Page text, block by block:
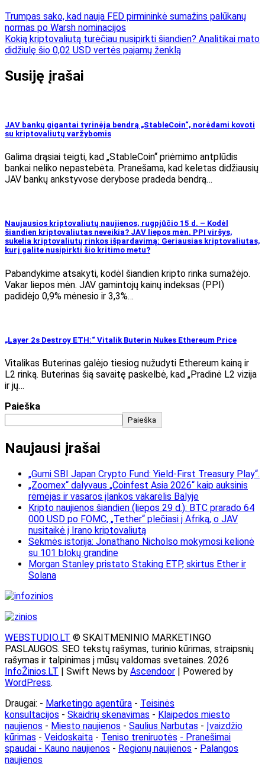
Trumpas sako, kad nauja FED pirmininkė sumažins palūkanų
normas po Warsh nominacijos
Kokią kriptovaliutą turėčiau nusipirkti šiandien? Analitikai mato
didžiulę šio 0,02 USD vertės pajamų ženklą
Susiję įrašai
JAV bankų gigantai tyrinėja bendrą „StableCoin“, norėdami kovoti
su kriptovaliutų varžybomis
Galima drąsiai teigti, kad „StableCoin“ priėmimo antplūdis
bankai neliko nepastebėta. Pranešama, kad keletas didžiausių
JAV bankų ankstyvose derybose pradeda bendrą…
Naujausios kriptovaliutų naujienos, rugpjūčio 15 d. – Kodėl
šiandien kriptovaliutas neveikia? JAV liepos mėn. PPI viršys,
sukelia kriptovaliutų rinkos išpardavimą: Geriausias kriptovaliutas,
kurį galite nusipirkti šio kritimo metu?
Pabandykime atsakyti, kodėl šiandien kripto rinka sumažėjo.
Vakar liepos mėn. JAV gamintojų kainų indeksas (PPI)
padidėjo 0,9% mėnesio ir 3,3%…
„Layer 2s Destroy ETH:“ Vitalik Buterin Nukes Ethereum Price
Vitalikas Buterinas galėjo tiesiog nužudyti Ethereum kainą ir
L2 rinką. Buterinas šią savaitę paskelbė, kad „Pradinė L2 vizija
ir jų…
Paieška
Paieška
Naujausi įrašai
„Gumi SBI Japan Crypto Fund: Yield-First Treasury Play“.
„Zoomex“ dalyvaus „Coinfest Asia 2026“ kaip auksinis
rėmėjas ir vasaros įlankos vakarėlis Balyje
Kripto naujienos šiandien (liepos 29 d.): BTC prarado 64
000 USD po FOMC, „Tether“ plečiasi į Afriką, o JAV
nusitaikė į Irano kriptovaliutą
Sėkmės istorija: Jonathano Nicholso mokymosi kelionė
su 101 blokų grandine
Morgan Stanley pristato Staking ETP, skirtus Ether ir
Solana
WEBSTUDIO.LT © SKAITMENINIO MARKETINGO
PASLAUGOS. SEO tekstų rašymas, turinio kūrimas, straipsnių
rašymas ir talpinimas į mūsų valdomas svetaines. 2026
InfoŽinios.LT | Swift News by Ascendoor | Powered by
WordPress.
Draugai: - Marketingo agentūra - Teisinės
konsultacijos - Skaidrių skenavimas - Klaipedos miesto
naujienos - Miesto naujienos - Saulius Narbutas - Įvaizdžio
kūrimas - Veidoskaita - Teniso treniruotės - Pranešimai
spaudai - Kauno naujienos - Regionų naujienos - Palangos
naujienos